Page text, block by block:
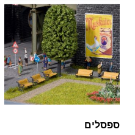
ספסלים